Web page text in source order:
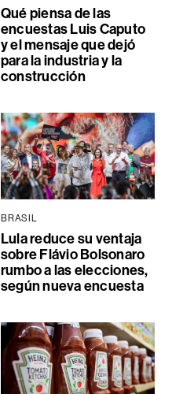
Qué piensa de las
encuestas Luis Caputo
y el mensaje que dejó
para la industria y la
construcción
BRASIL
Lula reduce su ventaja
sobre Flávio Bolsonaro
rumbo a las elecciones,
según nueva encuesta